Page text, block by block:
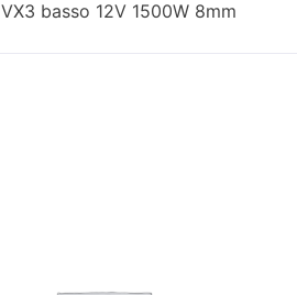
VX3 basso 12V 1500W 8mm